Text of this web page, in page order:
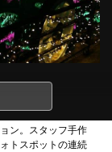
ン。スタッフ手作
トスポットの連続